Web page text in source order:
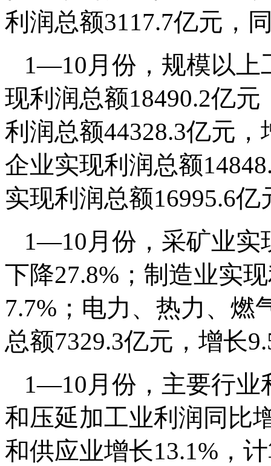
利润总额3117.7亿元，
1—10月份，规模以上
现利润总额18490.2亿
利润总额44328.3亿元
企业实现利润总额
实现利润总额16995.6亿
1—10月份，采矿业实
下降27.8%；制造业实
7.7%；电力、热力、燃
总额7329.3亿元，增长
1—10月份，主要行业
和压延加工业利润同比
和供应业增长13.1%，